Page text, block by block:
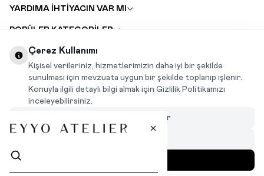
YARDIMA İHTİYACIN VAR MI
POPÜLER KATEGORİLER
DEĞİŞİM VE İADE TALEBİ
KARIYER
INSTAGRAM
Çerez Kullanımı
Kişisel verileriniz, hizmetlerimizin daha iyi bir şekilde
sunulması için mevzuata uygun bir şekilde toplanıp işlenir.
Konuyla ilgili detaylı bilgi almak için Gizlilik Politikamızı
inceleyebilirsiniz.
Çerezleri Özelleştir